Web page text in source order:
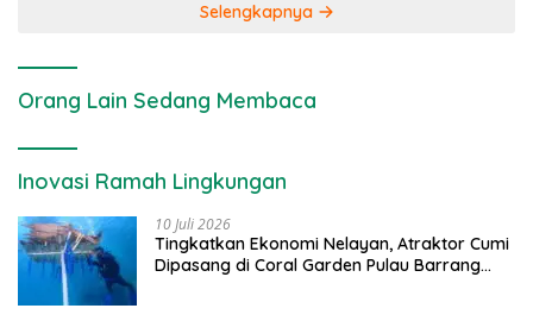
Selengkapnya
Orang Lain Sedang Membaca
Inovasi Ramah Lingkungan
10 Juli 2026
Tingkatkan Ekonomi Nelayan, Atraktor Cumi
Dipasang di Coral Garden Pulau Barrang